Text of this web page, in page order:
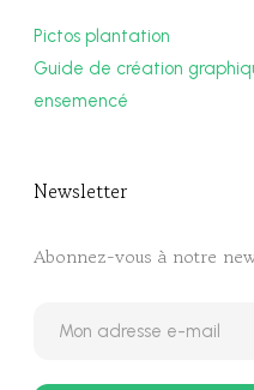
Pictos plantation
Guide de création
ensemencé
Newsletter​
Abonnez-vous à notre